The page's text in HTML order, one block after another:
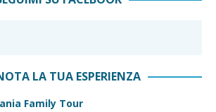
LA TUA ESPERIENZA
Family Tour